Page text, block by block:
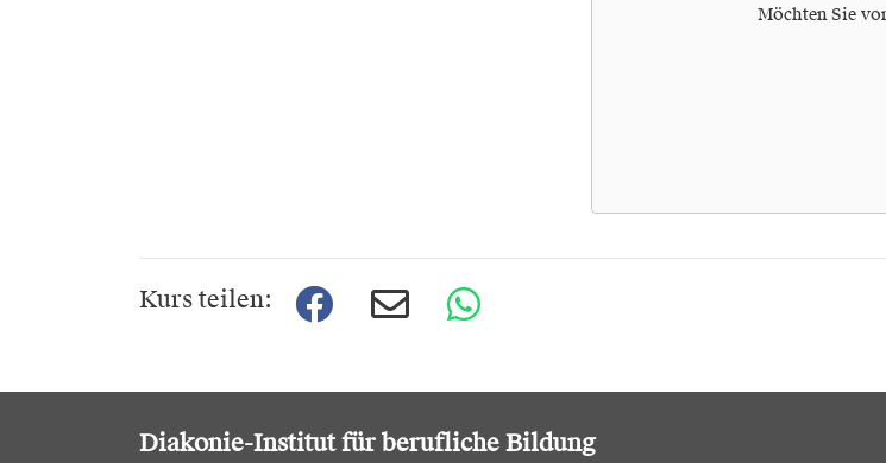
Möchten Sie
Kurs teilen:
Diakonie-Institut für berufliche Bildung